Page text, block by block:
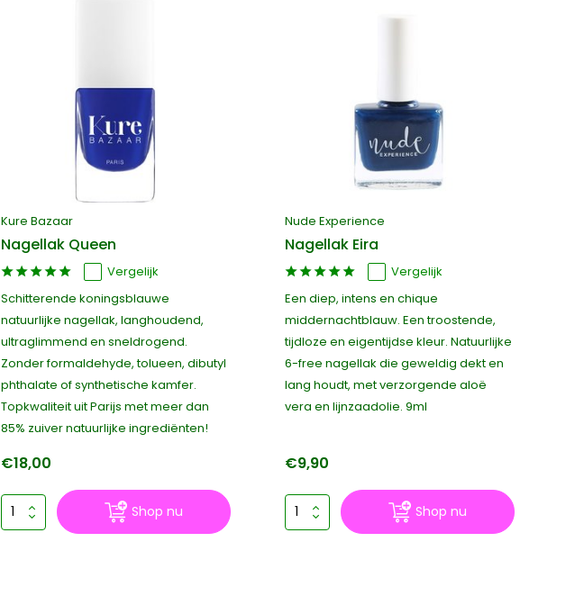
Kure Bazaar
Nagellak Queen
Vergelijk
Schitterende koningsblauwe
natuurlijke nagellak, langhoudend,
ultraglimmend en sneldrogend.
Zonder formaldehyde, tolueen, dibutyl
phthalate of synthetische kamfer.
Topkwaliteit uit Parijs met meer dan
85% zuiver natuurlijke ingrediënten!
€18,00
Shop nu
Nude Experience
Nagellak Eira
Vergelijk
Een diep, intens en chique
middernachtblauw. Een troostende,
tijdloze en eigentijdse kleur. Natuurlijke
6-free nagellak die geweldig dekt en
lang houdt, met verzorgende aloë
vera en lijnzaadolie. 9ml
€9,90
Shop nu